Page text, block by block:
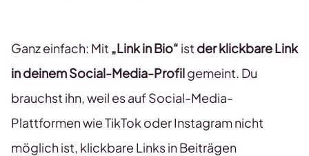
Ganz einfach: Mit „Link in Bio“ ist der klickbare Link
in deinem Social-Media-Profilgemeint. Du
brauchst ihn, weil es auf Social-Media-
Plattformen wie TikTok oder Instagram nicht
möglich ist, klickbare Links in Beiträgen